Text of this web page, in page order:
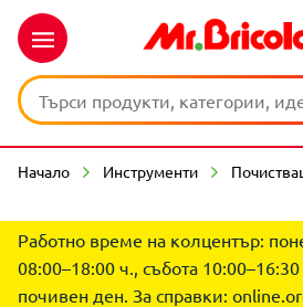
Начало Инструменти
Работно време на колцентър:
08:00–18:00 ч., събота
почивен ден. За справки: